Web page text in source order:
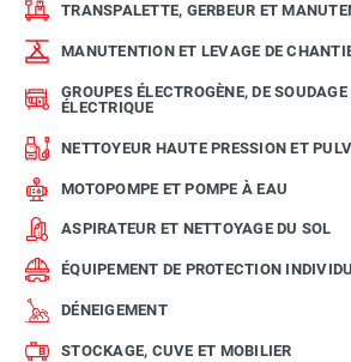
TRANSPALETTE, GERBEUR ET
MANUTENTION ET LEVAGE DE
GROUPES ÉLECTROGÈNE, DE
ÉLECTRIQUE
NETTOYEUR HAUTE PRESSION ET
MOTOPOMPE ET POMPE À EAU
ASPIRATEUR ET NETTOYAGE DU SOL
ÉQUIPEMENT DE PROTECTION
DÉNEIGEMENT
STOCKAGE, CUVE ET MOBILIER